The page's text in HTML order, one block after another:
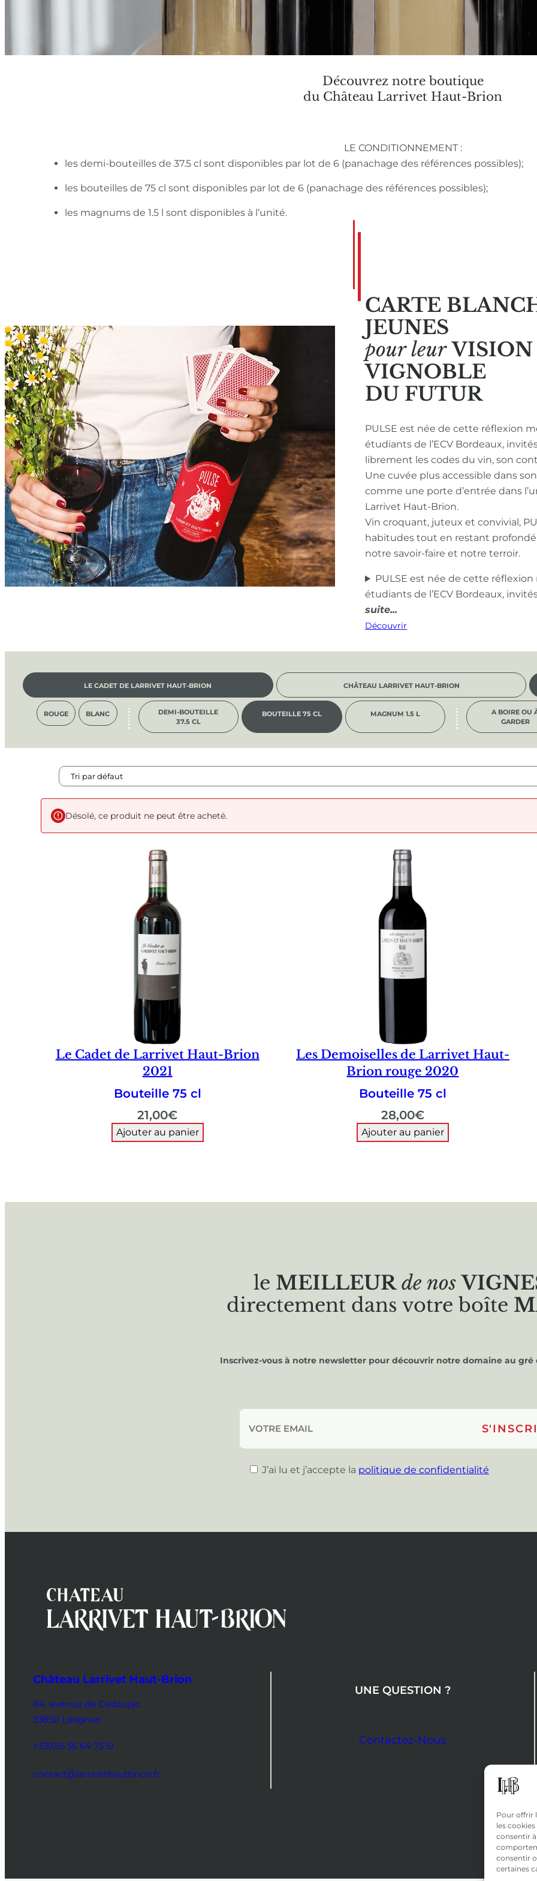
Pour offrir
les
consentir
consentir
certaines
Découvrez notre boutique
du Château Larrivet Haut-Brion
LE CONDITIONNEMENT :
les demi-bouteilles de 37.5 cl sont disponibles par lot de 6 (panachage des références possibles);
les bouteilles de 75 cl sont disponibles par lot de 6 (panachage des références possibles);
les magnums de 1.5 l sont disponibles à l’unité.
CARTE
JEUNES
pour leur
VIGNOBLE
DU FUTUR
PULSE est née de cette réflexion
étudiants de l’ECV Bordeaux,
librement les codes du vin, son
Une cuvée plus accessible dans
comme une porte d’entrée dans
Larrivet Haut-Brion.
Vin croquant, juteux et convivial,
habitudes tout en restant
notre savoir-faire et notre terroir.
PULSE est née de cette réflexion
étudiants de l’ECV Bordeaux,
Découvrir
LE CADET DE LARRIVET HAUT-BRION CHÂTEAU LARRIVET HAUT-BRION
ROUGE BLANC
DEMI-BOUTEILLE
37.5 CL
BOUTEILLE 75 CL MAGNUM 1.5 L
A BOIRE OU
GARDER
Désolé, ce produit ne peut être acheté.
Le Cadet de Larrivet Haut-Brion
2021
Bouteille 75 cl
21,00€
Ajouter au panier
Les Demoiselles de Larrivet Haut-
Brion rouge 2020
Bouteille 75 cl
28,00€
Ajouter au panier
le MEILLEUR de nos
directement dans votre boîte
Inscrivez-vous à notre newsletter pour découvrir notre domaine au gré
J’ai lu et j’accepte la politique de confidentialité
Château Larrivet Haut-Brion
84, avenue de Cadaujac
33850 Léognan
+33(0)5 56 64 75 51
contact@larrivethautbrion.fr
UNE QUESTION ?
Contactez-Nous